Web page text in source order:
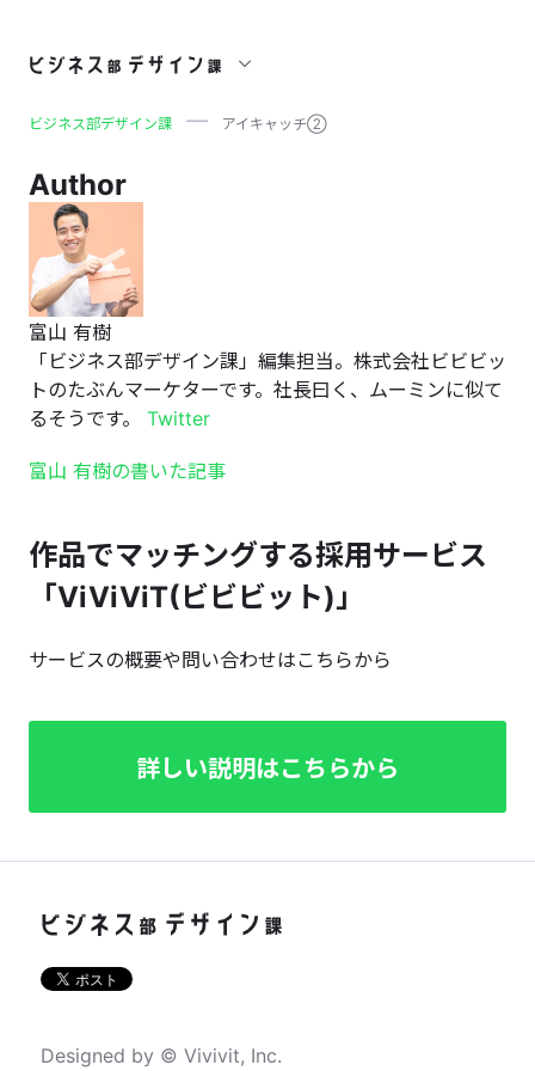
アイキャッチ②
ビジネス部デザイン課 アイキャッチ②
Author
富山 有樹
「ビジネス部デザイン課」編集担当。株式会社ビビビッ
トのたぶんマーケターです。社長曰く、ムーミンに似て
るそうです。 Twitter
富山 有樹の書いた記事
作品でマッチングする採用サービス
「ViViViT(ビビビット)」
サービスの概要や問い合わせはこちらから
詳しい説明はこちらから
Designed by © Vivivit, Inc.